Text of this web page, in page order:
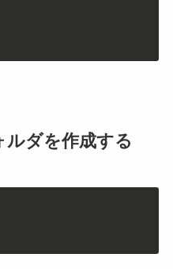
ダを作成する